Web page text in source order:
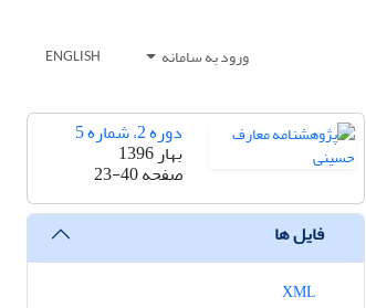
ورود به سامانه ENGLISH
دوره 2، شماره 5
بهار 1396
صفحه23-40
فایل ها